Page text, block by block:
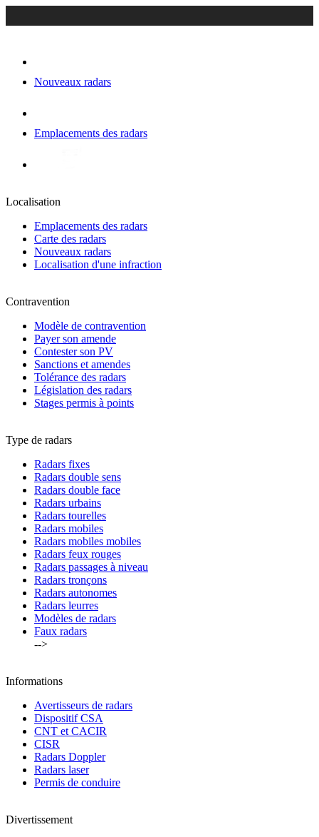
Nouveaux radars
Emplacements des radars
Localisation
Emplacements des radars
Carte des radars
Nouveaux radars
Localisation d'une infraction
Contravention
Modèle de contravention
Payer son amende
Contester son PV
Sanctions et amendes
Tolérance des radars
Législation des radars
Stages permis à points
Type de radars
Radars fixes
Radars double sens
Radars double face
Radars urbains
Radars tourelles
Radars mobiles
Radars mobiles mobiles
Radars feux rouges
Radars passages à niveau
Radars tronçons
Radars autonomes
Radars leurres
Modèles de radars
Faux radars
-->
Informations
Avertisseurs de radars
Dispositif CSA
CNT et CACIR
CISR
Radars Doppler
Radars laser
Permis de conduire
Divertissement